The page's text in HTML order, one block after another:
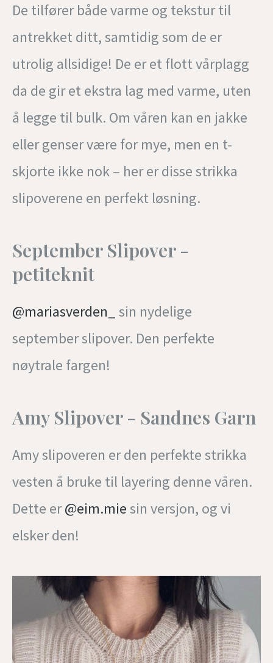
De tilfører både varme og tekstur til
antrekket ditt, samtidig som de er
utrolig allsidige! De er et flott vårplagg
da de gir et ekstra lag med varme, uten
å legge til bulk. Om våren kan en jakke
eller genser være for mye, men en t-
skjorte ikke nok – her er disse strikka
slipoverene en perfekt løsning.
September Slipover -
petiteknit
@mariasverden_ sin nydelige
september slipover. Den perfekte
nøytrale fargen!
Amy Slipover - Sandnes Garn
Amy slipoveren er den perfekte strikka
vesten å bruke til layering denne våren.
Dette er@eim.miesin versjon, og vi
elsker den!